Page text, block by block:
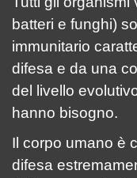
batteri e funghi)
immunitario
difesa e da una
del livello
hanno bisogno.
Il corpo umano è
difesa